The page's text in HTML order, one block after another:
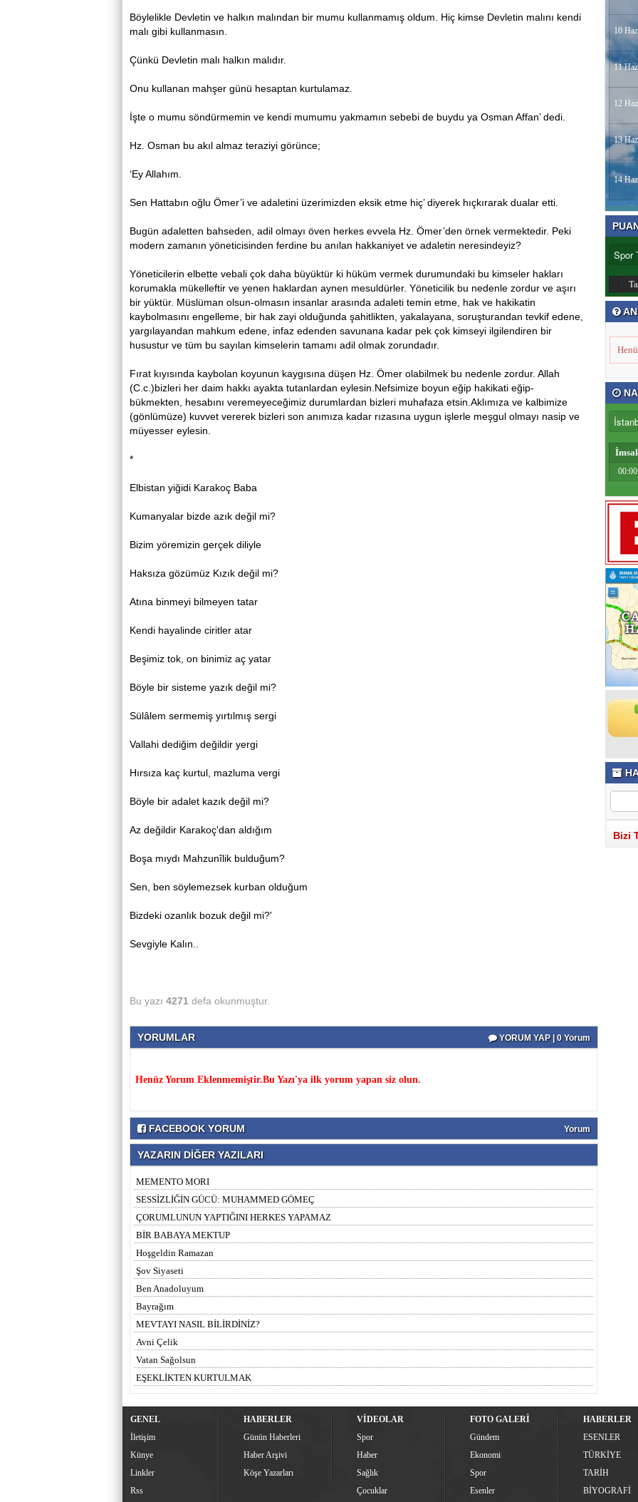
Böylelikle Devletin ve halkın malından bir mumu kullanmamış oldum. Hiç kimse Devletin malını kendi
malı gibi kullanmasın.
Çünkü Devletin malı halkın malıdır.
Onu kullanan mahşer günü hesaptan kurtulamaz.
İşte o mumu söndürmemin ve kendi mumumu yakmamın sebebi de buydu ya Osman Affan’ dedi.
Hz. Osman bu akıl almaz teraziyi görünce;
‘Ey Allahım.
Sen Hattabın oğlu Ömer’i ve adaletini üzerimizden eksik etme hiç’ diyerek hıçkırarak dualar etti.
Bugün adaletten bahseden, adil olmayı öven herkes evvela Hz. Ömer’den örnek vermektedir. Peki
modern zamanın yöneticisinden ferdine bu anılan hakkaniyet ve adaletin neresindeyiz?
Yöneticilerin elbette vebali çok daha büyüktür ki hüküm vermek durumundaki bu kimseler hakları
korumakla mükelleftir ve yenen haklardan aynen mesuldürler. Yöneticilik bu nedenle zordur ve aşırı
bir yüktür. Müslüman olsun-olmasın insanlar arasında adaleti temin etme, hak ve hakikatin
kaybolmasını engelleme, bir hak zayi olduğunda şahitlikten, yakalayana, soruşturandan tevkif edene,
yargılayandan mahkum edene, infaz edenden savunana kadar pek çok kimseyi ilgilendiren bir
husustur ve tüm bu sayılan kimselerin tamamı adil olmak zorundadır.
Fırat kıyısında kaybolan koyunun kaygısına düşen Hz. Ömer olabilmek bu nedenle zordur. Allah
(C.c.)bizleri her daim hakkı ayakta tutanlardan eylesin.Nefsimize boyun eğip hakikati eğip-
bükmekten, hesabını veremeyeceğimiz durumlardan bizleri muhafaza etsin.Aklımıza ve kalbimize
(gönlümüze) kuvvet vererek bizleri son anımıza kadar rızasına uygun işlerle meşgul olmayı nasip ve
müyesser eylesin.
*
Elbistan yiğidi Karakoç Baba
Kumanyalar bizde azık değil mi?
Bizim yöremizin gerçek diliyle
Haksıza gözümüz Kızık değil mi?
Atına binmeyi bilmeyen tatar
Kendi hayalinde ciritler atar
Beşimiz tok, on binimiz aç yatar
Böyle bir sisteme yazık değil mi?
Sülâlem sermemiş yırtılmış sergi
Vallahi dediğim değildir yergi
Hırsıza kaç kurtul, mazluma vergi
Böyle bir adalet kazık değil mi?
Az değildir Karakoç'dan aldığım
Boşa mıydı Mahzunîlik bulduğum?
Sen, ben söylemezsek kurban olduğum
Bizdeki ozanlık bozuk değil mi?'
Sevgiyle Kalın..
Bu yazı 4271 defa okunmuştur.
YORUMLAR YORUM YAP | 0 Yorum
Henüz Yorum Eklenmemiştir.Bu Yazı'ya ilk yorum yapan siz olun.
FACEBOOK YORUM Yorum
YAZARIN DİĞER YAZILARI
MEMENTO MORI
SESSİZLİĞİN GÜCÜ: MUHAMMED GÖMEÇ
ÇORUMLUNUN YAPTIĞINI HERKES YAPAMAZ
BİR BABAYA MEKTUP
Hoşgeldin Ramazan
Şov Siyaseti
Ben Anadoluyum
Bayrağım
MEVTAYI NASIL BİLİRDİNİZ?
Avni Çelik
Vatan Sağolsun
EŞEKLİKTEN KURTULMAK
10
11
12
13
14
00:00
Bizi
GENEL
İletişim
Künye
Linkler
Rss
HABERLER
Günün Haberleri
Haber Arşivi
Köşe Yazarları
VİDEOLAR
Spor
Haber
Sağlık
Çocuklar
FOTO GALERİ
Gündem
Ekonomi
Spor
Esenler
HABERLER
ESENLER
TÜRKİYE
TARİH
BİYOGRAFİ